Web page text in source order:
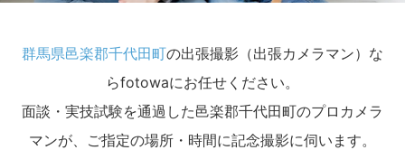
群馬県邑楽郡千代田町の出張撮影（出張カメラマン）な
らfotowaにお任せください。
面談・実技試験を通過した邑楽郡千代田町のプロカメラ
マンが、ご指定の場所・時間に記念撮影に伺います。